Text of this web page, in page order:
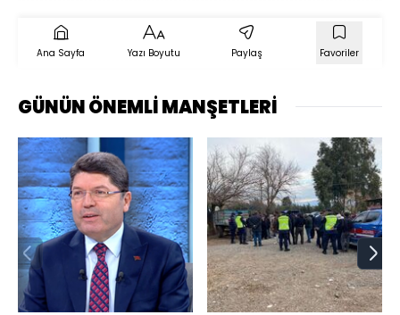
Ana Sayfa Yazı Boyutu Paylaş Favoriler
GÜNÜN ÖNEMLİ MANŞETLERİ